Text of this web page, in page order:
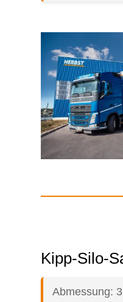
Kipp-Silo-
Abmessung: